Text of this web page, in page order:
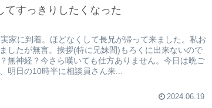
てすっきりしたくなった
家に到着。ほどなくして長兄が帰って来ました。私お
したが無言。挨拶(特に兄妹間)もろくに出来ないので
無神経？今さら嘆いても仕方ありません。今日は晩ご
明日の10時半に相談員さん来...
2024.06.19